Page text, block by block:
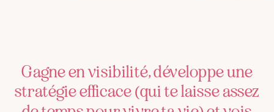
Gagne en visibilité, développe une
stratégie efficace (qui te laisse assez